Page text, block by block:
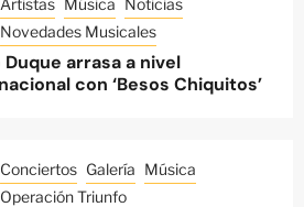
Novedades Musicales
Duque arrasa a nivel
con ‘Besos Chiquitos’
Conciertos Galería Música
Operación Triunfo